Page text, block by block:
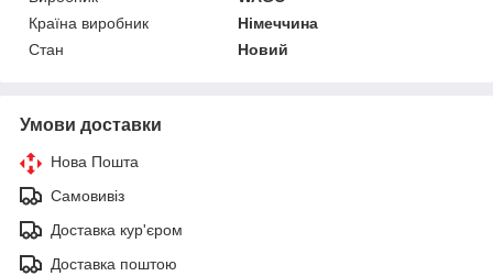
Країна виробник
Німеччина
Стан
Новий
Умови доставки
Нова Пошта
Самовивіз
Доставка кур'єром
Доставка поштою